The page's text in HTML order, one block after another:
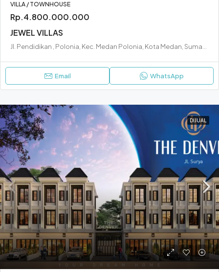
VILLA / TOWNHOUSE
Rp.4.800.000.000
JEWEL VILLAS
Email WhatsApp
DIJUAL